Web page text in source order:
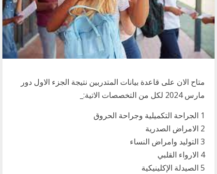
متاح الان على قاعدة بيانات المتدربين نتيجة الجزء الاول دور
مارس 2024 لكل من التخصصات الاتية:_
1 الجراحة التكميلية وجراحة الحروق
2 الامراض الصدرية
3 التوليد وامراض النساء
4 الارواء القلبي
5 الصيدلة الإكلينيكية